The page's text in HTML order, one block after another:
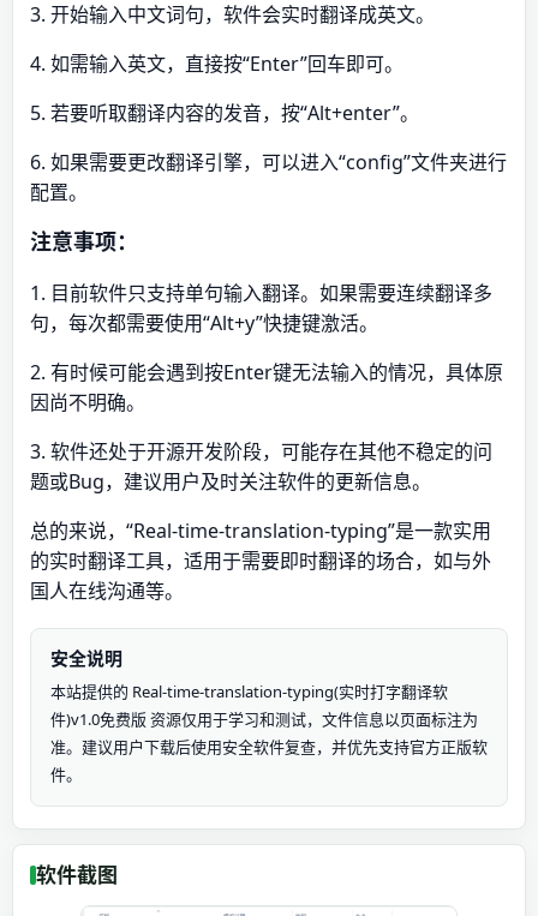
3. 开始输入中文词句，软件会实时翻译成英文。
4. 如需输入英文，直接按“Enter”回车即可。
5. 若要听取翻译内容的发音，按“Alt+enter”。
6. 如果需要更改翻译引擎，可以进入“config”文件夹进行
配置。
注意事项：
1. 目前软件只支持单句输入翻译。如果需要连续翻译多
句，每次都需要使用“Alt+y”快捷键激活。
2. 有时候可能会遇到按Enter键无法输入的情况，具体原
因尚不明确。
3. 软件还处于开源开发阶段，可能存在其他不稳定的问
题或Bug，建议用户及时关注软件的更新信息。
总的来说，“Real-time-translation-typing”是一款实用
的实时翻译工具，适用于需要即时翻译的场合，如与外
国人在线沟通等。
安全说明
本站提供的 Real-time-translation-typing(实时打字翻译软
件)v1.0免费版 资源仅用于学习和测试，文件信息以页面标注为
准。建议用户下载后使用安全软件复查，并优先支持官方正版软
件。
软件截图